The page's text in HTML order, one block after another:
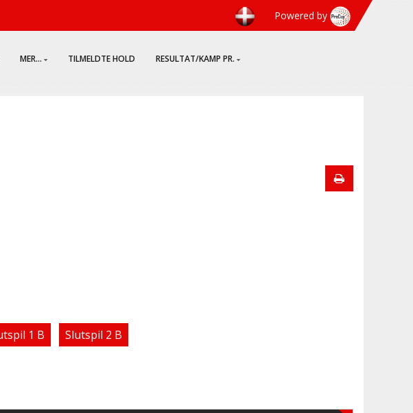
Powered by
MER... TILMELDTE HOLD RESULTAT/KAMP PR.
1 B Slutspil 2 B